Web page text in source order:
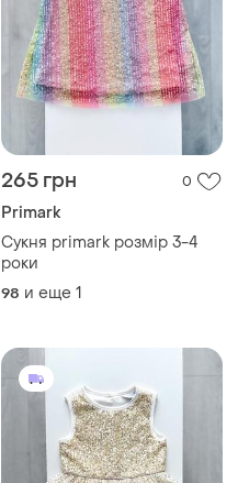
265 грн 0
Primark
Сукня primark розмір 3-4
роки
98 и еще 1